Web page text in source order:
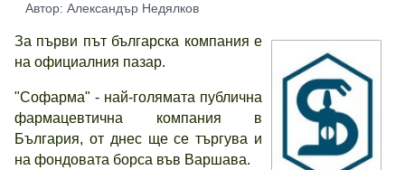
Автор: Александър Недялков
За първи път българска компания е
на официалния пазар.
"Софарма" - най-голямата публична
фармацевтична компания в
България, от днес ще се търгува и
на фондовата борса във Варшава.